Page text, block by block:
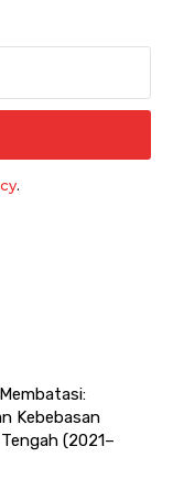
.
Kebebasan
(2021–